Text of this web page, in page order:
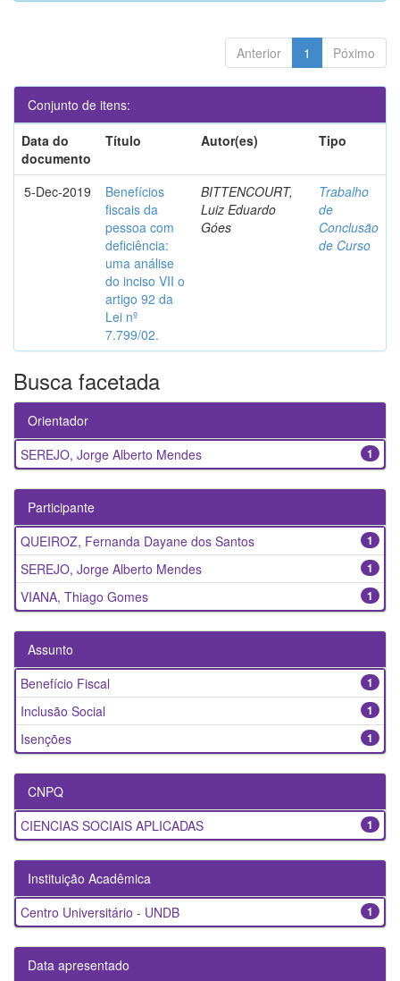
Anterior 1 Póximo
Conjunto de itens:
Data do
documento
Título Autor(es) Tipo
5-Dec-2019
Benefícios
fiscais da
pessoa com
deficiência:
uma análise
do inciso VII o
artigo 92 da
Lei nº
7.799/02.
BITTENCOURT,
Luiz Eduardo
Góes
Trabalho
de
Conclusão
de Curso
Busca facetada
Orientador
1
SEREJO, Jorge Alberto Mendes
Participante
1
QUEIROZ, Fernanda Dayane dos Santos
1
SEREJO, Jorge Alberto Mendes
1
VIANA, Thiago Gomes
Assunto
1
Benefício Fiscal
1
Inclusão Social
1
Isenções
CNPQ
1
CIENCIAS SOCIAIS APLICADAS
Instituição Acadêmica
1
Centro Universitário - UNDB
Data apresentado